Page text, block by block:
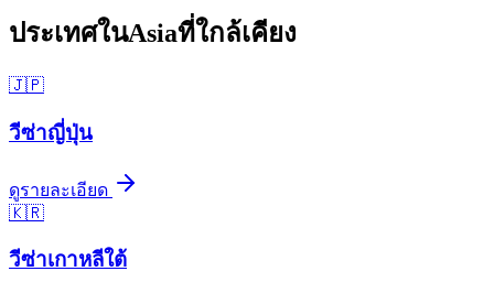
ประเทศในAsiaที่ใกล้เคียง
🇯🇵
วีซ่าญี่ปุ่น
ดูรายละเอียด
🇰🇷
วีซ่าเกาหลีใต้